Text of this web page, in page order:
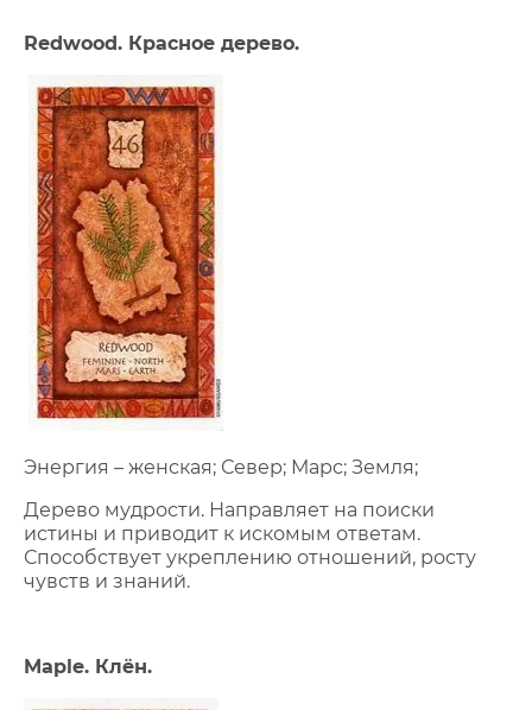
Redwood. Красное дерево.
Энергия – женская; Север; Марс; Земля;
Дерево мудрости. Направляет на поиски
истины и приводит к искомым ответам.
Способствует укреплению отношений, росту
чувств и знаний.
Maple. Клён.